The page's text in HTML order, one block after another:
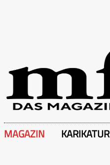
MAGAZIN KARIKATUR